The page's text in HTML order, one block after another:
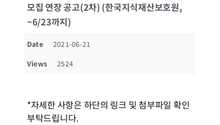
모집 연장 공고(2차) (한국지식재산보호원,
~6/23까지)
Date
2021-06-21
Views
2524
*자세한 사항은 하단의 링크 및 첨부파일 확인
부탁드립니다.